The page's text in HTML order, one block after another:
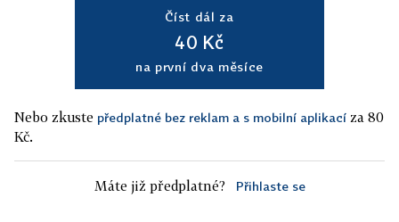
Číst dál za
40 Kč
na první dva měsíce
Nebo zkuste předplatné bez reklam a s mobilní aplikací za 80
Kč.
Máte již předplatné? Přihlaste se